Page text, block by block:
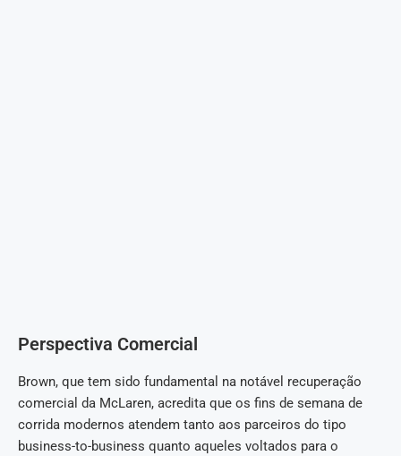
Perspectiva Comercial
Brown, que tem sido fundamental na notável recuperação
comercial da McLaren, acredita que os fins de semana de
corrida modernos atendem tanto aos parceiros do tipo
business-to-business quanto aqueles voltados para o